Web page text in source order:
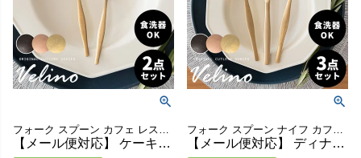
【メール便対応】 ケーキフォーク ティースプーン セット マット ゴールド ブラック ローズゴールド ヴェリーノ [velino-set2]【 Velino カトラリー ステンレス キッチン プレゼント 食洗機対応 雑貨 おしゃれ 北欧 アジアン 】
【メール便対応】 ディナースプーン ディナーフォーク ディナーナイフ セット マット ゴールド ブラック ローズゴールド ヴェリーノ [velino-set3]【 Velino カトラリー ステンレス キッチン プレゼント 食洗機対応 雑貨 おしゃれ 北欧 アジアン 】